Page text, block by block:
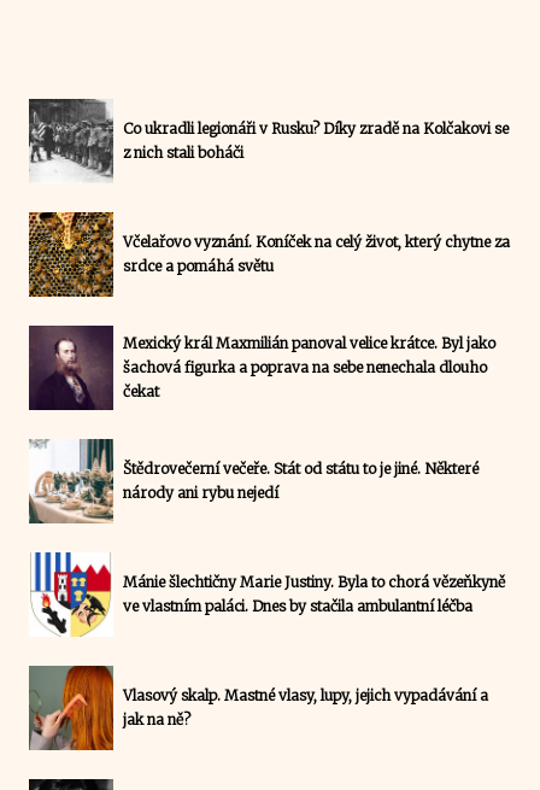
Co ukradli legionáři v Rusku? Díky zradě na Kolčakovi se
z nich stali boháči
Včelařovo vyznání. Koníček na celý život, který chytne za
srdce a pomáhá světu
Mexický král Maxmilián panoval velice krátce. Byl jako
šachová figurka a poprava na sebe nenechala dlouho
čekat
Štědrovečerní večeře. Stát od státu to je jiné. Některé
národy ani rybu nejedí
Mánie šlechtičny Marie Justiny. Byla to chorá vězeňkyně
ve vlastním paláci. Dnes by stačila ambulantní léčba
Vlasový skalp. Mastné vlasy, lupy, jejich vypadávání a
jak na ně?